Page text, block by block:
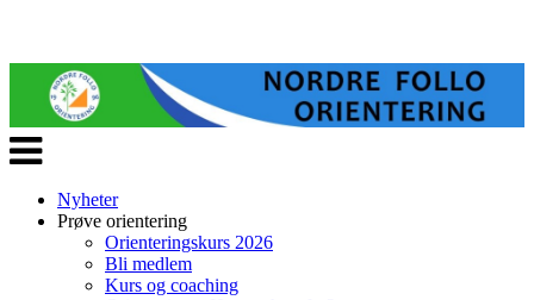
Veksle
navigasjon
Nyheter
Prøve orientering
Orienteringskurs 2026
Bli medlem
Kurs og coaching